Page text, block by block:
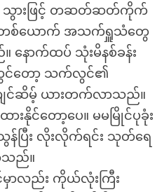
သွားဖြင့် တဆတ်ဆတ်ကိုက်
င်တစ်ယောက် အသက်ရှူသံတွေ
နောက်ထပ် သုံးမိနစ်ခန်း
တွင်တော့ သက်လွင်၏
ကျင်ဆိမ့် ယားတက်လာသည်။
းနိုင်တော့ပေ။ မမမြိုင်ပုခုံး
ပြီး လိုးလိုက်ရင်း သုတ်ရေ
ည်။
မှာလည်း ကိုယ်လုံးကြီး